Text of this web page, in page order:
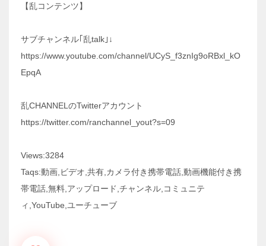
【乱コンテンツ】
サブチャンネル｢乱talk｣↓
https://www.youtube.com/channel/UCyS_f3znIg9oRBxl_kO
EpqA
乱CHANNELのTwitterアカウント
https://twitter.com/ranchannel_yout?s=09
Views:3284
Taqs:動画,ビデオ,共有,カメラ付き携帯電話,動画機能付き携
帯電話,無料,アップロード,チャンネル,コミュニテ
ィ,YouTube,ユーチューブ